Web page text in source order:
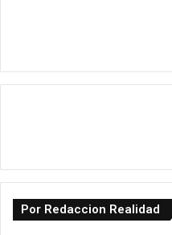
Por Redaccion Realidad